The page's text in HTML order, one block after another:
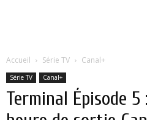
Accueil Série TV Canal+
Série TV Canal+
Terminal Épisode